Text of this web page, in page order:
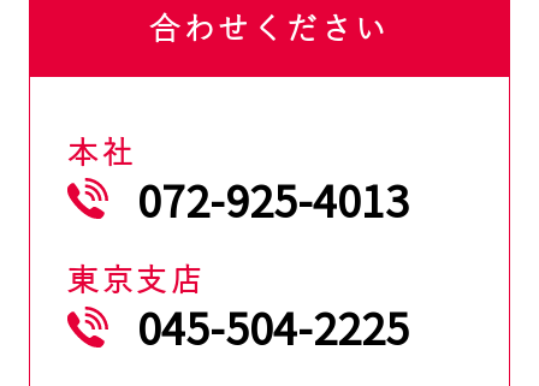
合わせください
本社
072-925-4013
東京支店
045-504-2225